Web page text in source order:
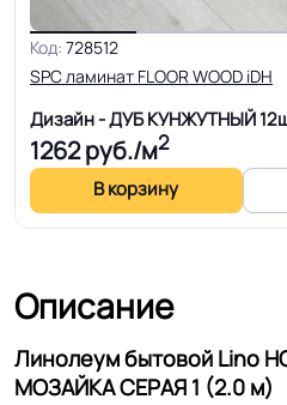
Основа
Ширина 1.5-2.0-
Толщина 2.0 мм
Область применения
Для
Код: 728512
SPC ламинат FLOOR WOOD iDH
Дизайн - ДУБ КУНЖУТНЫЙ
1262руб./м2
В корзину
Описание
Линолеум бытовой Lino
МОЗАЙКА СЕРАЯ 1 (2.0 м)